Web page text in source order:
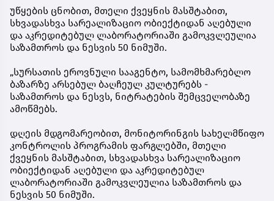
უწყების ცნობით, მთელი ქვეყნის მასშტაბით,
სხვადასხვა სარეალიზაციო ობიექტიდან აღებული
და აკრედიტებულ ლაბორატორიაში გამოკვლეულია
საზამთროს და ნესვის 50 ნიმუში.
„სურსათის ეროვნული სააგენტო, სამომხმარებლო
ბაზარზე არსებულ ბაღჩეულ კულტურებს -
საზამთროს და ნესვს, ნიტრატების შემცველობაზე
ამოწმებს.
დღეის მდგომარეობით, მონიტორინგის სახელმწიფო
კონტროლის პროგრამის ფარგლებში, მთელი
ქვეყნის მასშტაბით, სხვადასხვა სარეალიზაციო
ობიექტიდან აღებული და აკრედიტებულ
ლაბორატორიაში გამოკვლეულია საზამთროს და
ნესვის 50 ნიმუში.